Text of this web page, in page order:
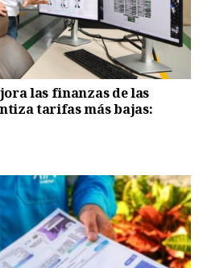
las finanzas de las
tarifas más bajas: